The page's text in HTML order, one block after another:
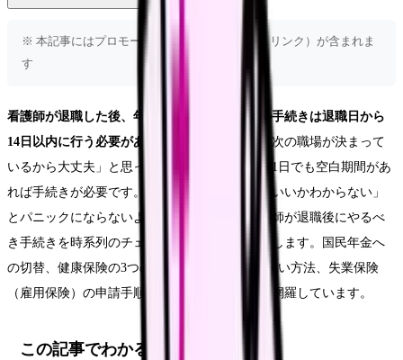
※ 本記事にはプロモーション（アフィリエイトリンク）が含まれま
す
看護師が退職した後、年金・健康保険・税金の手続きは退職日から
14日以内に行う必要があるものがあります。
「次の職場が決まって
いるから大丈夫」と思っていても、入職日まで1日でも空白期間があ
れば手続きが必要です。退職後に「何をすればいいかわからない」
とパニックにならないよう、この記事では看護師が退職後にやるべ
き手続きを時系列のチェックリスト形式で整理します。国民年金へ
の切替、健康保険の3つの選択肢、住民税の支払い方法、失業保険
（雇用保険）の申請手順、確定申告の要否まで網羅しています。
この記事でわかること